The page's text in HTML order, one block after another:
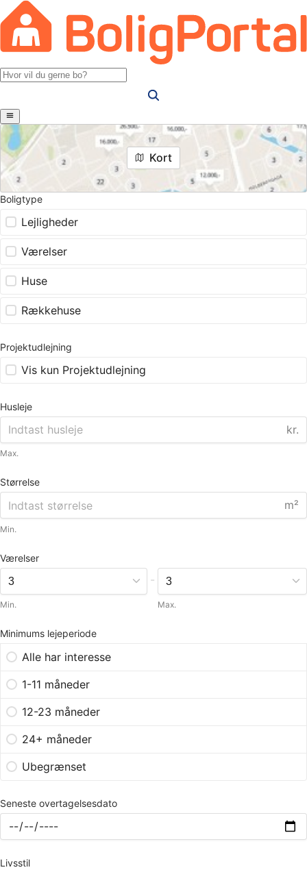
Kort
Boligtype
Lejligheder
Værelser
Huse
Rækkehuse
Projektudlejning
Vis kun Projektudlejning
Husleje
kr.
Max.
Størrelse
m²
Min.
Værelser
Min.
-
Max.
Minimums lejeperiode
Alle har interesse
1-11 måneder
12-23 måneder
24+ måneder
Ubegrænset
Seneste overtagelsesdato
Livsstil